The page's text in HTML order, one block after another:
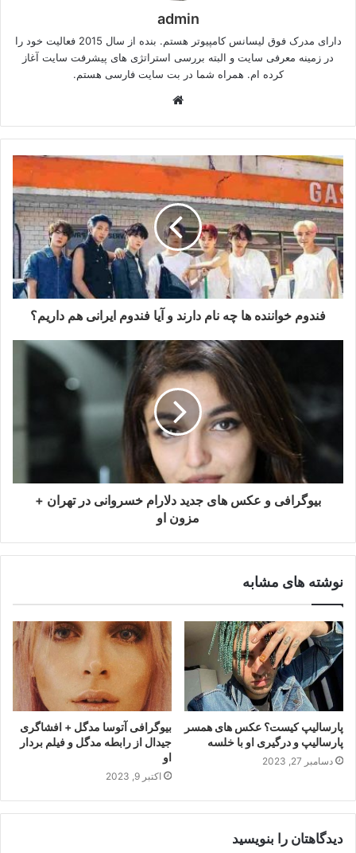
admin
دارای مدرک فوق لیسانس کامپیوتر هستم. بنده از سال 2015 فعالیت خود را
در زمینه معرفی سایت و البته بررسی استراتژی های پیشرفت سایت آغاز
کرده ام. همراه شما در بت سایت فارسی هستم.
فندوم خواننده ها چه نام دارند و آیا فندوم ایرانی هم داریم؟
بیوگرافی و عکس های جدید دلارام خسروانی در تهران +
مزون او
نوشته های مشابه
پارسالیپ کیست؟ عکس های همسر
پارسالیپ و درگیری او با خلسه
دسامبر 27, 2023
بیوگرافی آتوسا مدگل + افشاگری
جیدال از رابطه مدگل و فیلم بردار
او
اکتبر 9, 2023
دیدگاهتان را بنویسید